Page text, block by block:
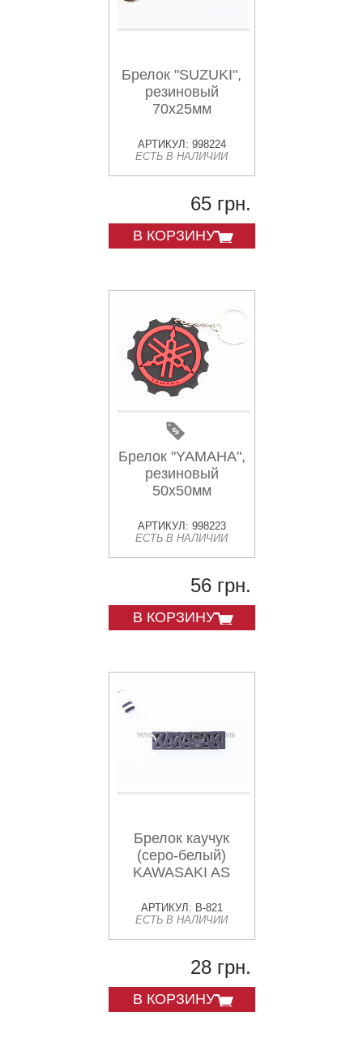
Брелок "SUZUKI",
резиновый
70х25мм
АРТИКУЛ: 998224
ЕСТЬ В НАЛИЧИИ
65 грн.
В КОРЗИНУ
Брелок "YAMAHA",
резиновый
50х50мм
АРТИКУЛ: 998223
ЕСТЬ В НАЛИЧИИ
56 грн.
В КОРЗИНУ
Брелок каучук
(серо-белый)
KAWASAKI AS
АРТИКУЛ: B-821
ЕСТЬ В НАЛИЧИИ
28 грн.
В КОРЗИНУ